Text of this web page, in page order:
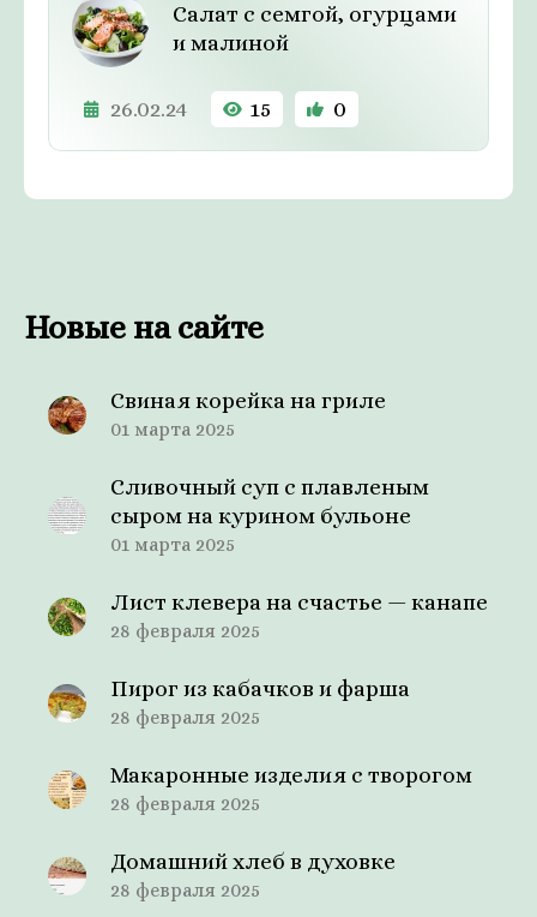
Салат с семгой, огурцами
и малиной
26.02.24 15 0
Новые на сайте
Свиная корейка на гриле
01 марта 2025
Сливочный суп с плавленым
сыром на курином бульоне
01 марта 2025
Лист клевера на счастье — канапе
28 февраля 2025
Пирог из кабачков и фарша
28 февраля 2025
Макаронные изделия с творогом
28 февраля 2025
Домашний хлеб в духовке
28 февраля 2025